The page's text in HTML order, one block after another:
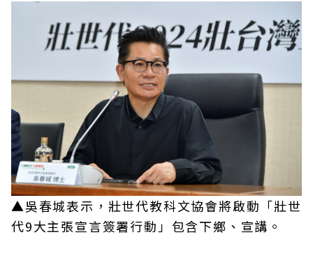
▲吳春城表示，壯世代教科文協會將啟動「壯世
代9大主張宣言簽署行動」包含下鄉、宣講。